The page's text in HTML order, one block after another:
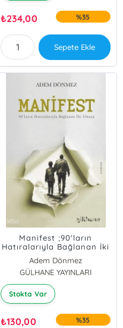
₺234,00 %35
Sepete Ekle
Manifest ;90'ların
Hatıralarıyla Bağlanan İki
Adem Dönmez
GÜLHANE YAYINLARI
Stokta Var
₺130,00 %35